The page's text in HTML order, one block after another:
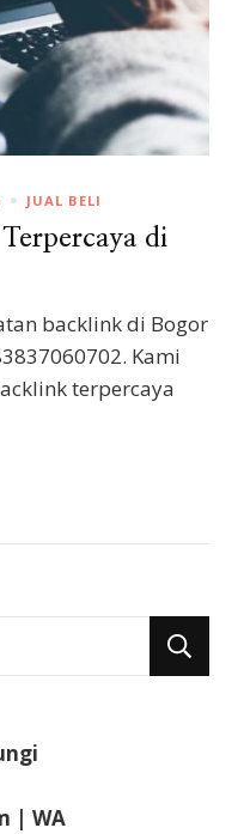
JUAL BELI
di
backlink di Bogor
Kami
terpercaya
| WA